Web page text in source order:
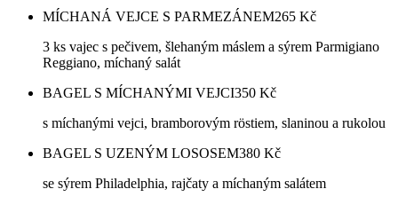
MÍCHANÁ VEJCE S PARMEZÁNEM265 Kč
3 ks vajec s pečivem, šlehaným máslem a sýrem Parmigiano
Reggiano, míchaný salát
BAGEL S MÍCHANÝMI VEJCI350 Kč
s míchanými vejci, bramborovým röstiem, slaninou a rukolou
BAGEL S UZENÝM LOSOSEM380 Kč
se sýrem Philadelphia, rajčaty a míchaným salátem